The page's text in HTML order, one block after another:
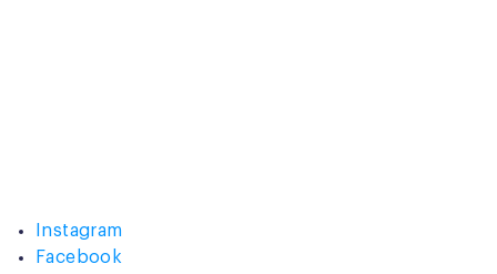
Instagram
Facebook